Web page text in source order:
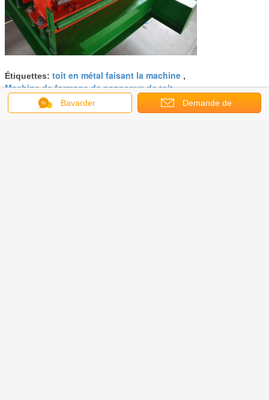
Étiquettes: toit en métal faisant la machine ,
Machine de formage de panneaux de toit,
petit pain de tuile de toit formant la machine
Bavarder Demande de